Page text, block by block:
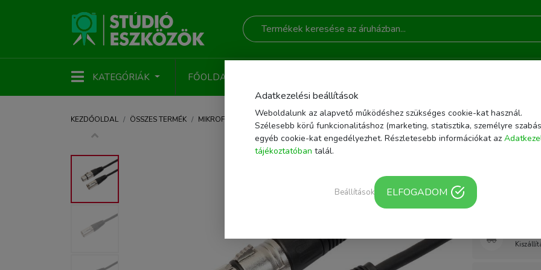
KATEGÓRIÁK FŐOLDAL
KEZDŐOLDAL ÖSSZES TERMÉK MIKROFON MIKROFON KIEGÉSZÍTŐK XLR APA - XLR ANYA MIKROFONKÁBEL 3M
Cikkszám:
XLR
3m
Adatkezelési beállítások
Weboldalunk az alapvető működéshez szükséges cookie-kat használ.
Szélesebb körű funkcionalitáshoz (marketing, statisztika, személyre
egyéb cookie-kat engedélyezhet. Részletesebb információkat az
tájékoztatóban talál.
Beállítások ELFOGADOM